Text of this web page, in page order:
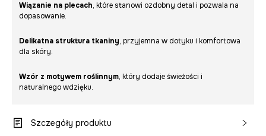
Wiązanie na plecach, które stanowi ozdobny detal i pozwala na
dopasowanie.
Delikatna struktura tkaniny, przyjemna w dotyku i komfortowa
dla skóry.
Wzór z motywem roślinnym, który dodaje świeżości i
naturalnego wdzięku.
Szczegóły produktu